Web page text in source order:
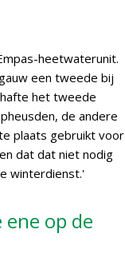
heetwaterunit.
een tweede bij
het tweede
de andere
plaats gebruikt voor
dat dat niet nodig
winterdienst.'
op de